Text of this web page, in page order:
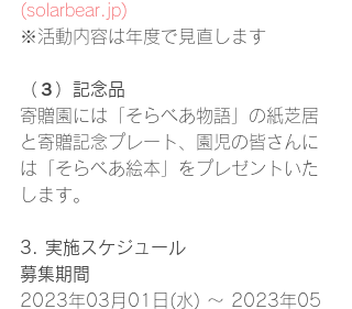
(solarbear.jp)
※活動内容は年度で見直します
（３）記念品
寄贈園には「そらべあ物語」の紙芝居
と寄贈記念プレート、園児の皆さんに
は「そらべあ絵本」をプレゼントいた
します。
3. 実施スケジュール
募集期間
2023年03月01日(水) 〜 2023年05